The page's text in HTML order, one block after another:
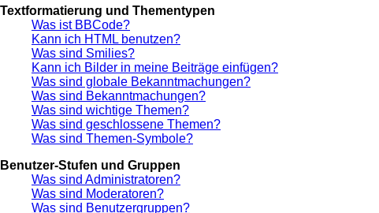
Textformatierung und Thementypen
Was ist BBCode?
Kann ich HTML benutzen?
Was sind Smilies?
Kann ich Bilder in meine Beiträge einfügen?
Was sind globale Bekanntmachungen?
Was sind Bekanntmachungen?
Was sind wichtige Themen?
Was sind geschlossene Themen?
Was sind Themen-Symbole?
Benutzer-Stufen und Gruppen
Was sind Administratoren?
Was sind Moderatoren?
Was sind Benutzergruppen?